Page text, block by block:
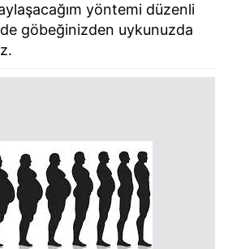
yöntemi düzenli
göbeğinizden uykunuzda